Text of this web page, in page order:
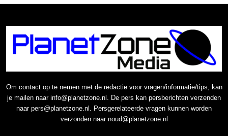
Om contact op te nemen met de redactie voor vragen/informatie/tips, kan
je mailen naar info@planetzone.nl. De pers kan persberichten verzenden
naar pers@planetzone.nl. Persgerelateerde vragen kunnen worden
verzonden naar noud@planetzone.nl